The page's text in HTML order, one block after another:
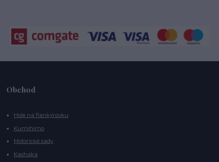
Obchod
Hole na flankýrovku
Kumihimo
Motorické sady
Kashaka